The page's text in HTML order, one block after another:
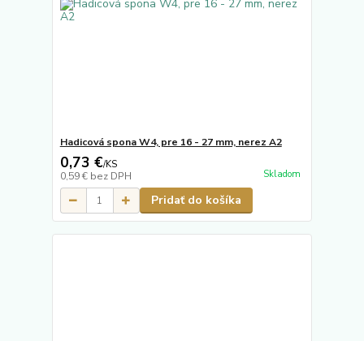
Hadicová spona W4, pre 16 - 27 mm, nerez A2
0,73 €/KS
0,59 € bez DPH Skladom
Pridať do košíka